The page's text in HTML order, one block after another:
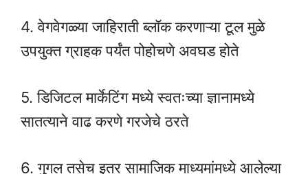
4. वेगवेगळ्या जाहिराती ब्लॉक करणाऱ्या टूल मुळे
उपयुक्त ग्राहक पर्यंत पोहोचणे अवघड होते
5. डिजिटल मार्केटिंग मध्ये स्वतःच्या ज्ञानामध्ये
सातत्याने वाढ करणे गरजेचे ठरते
6. गुगल तसेच इतर सामाजिक माध्यमांमध्ये आलेल्या